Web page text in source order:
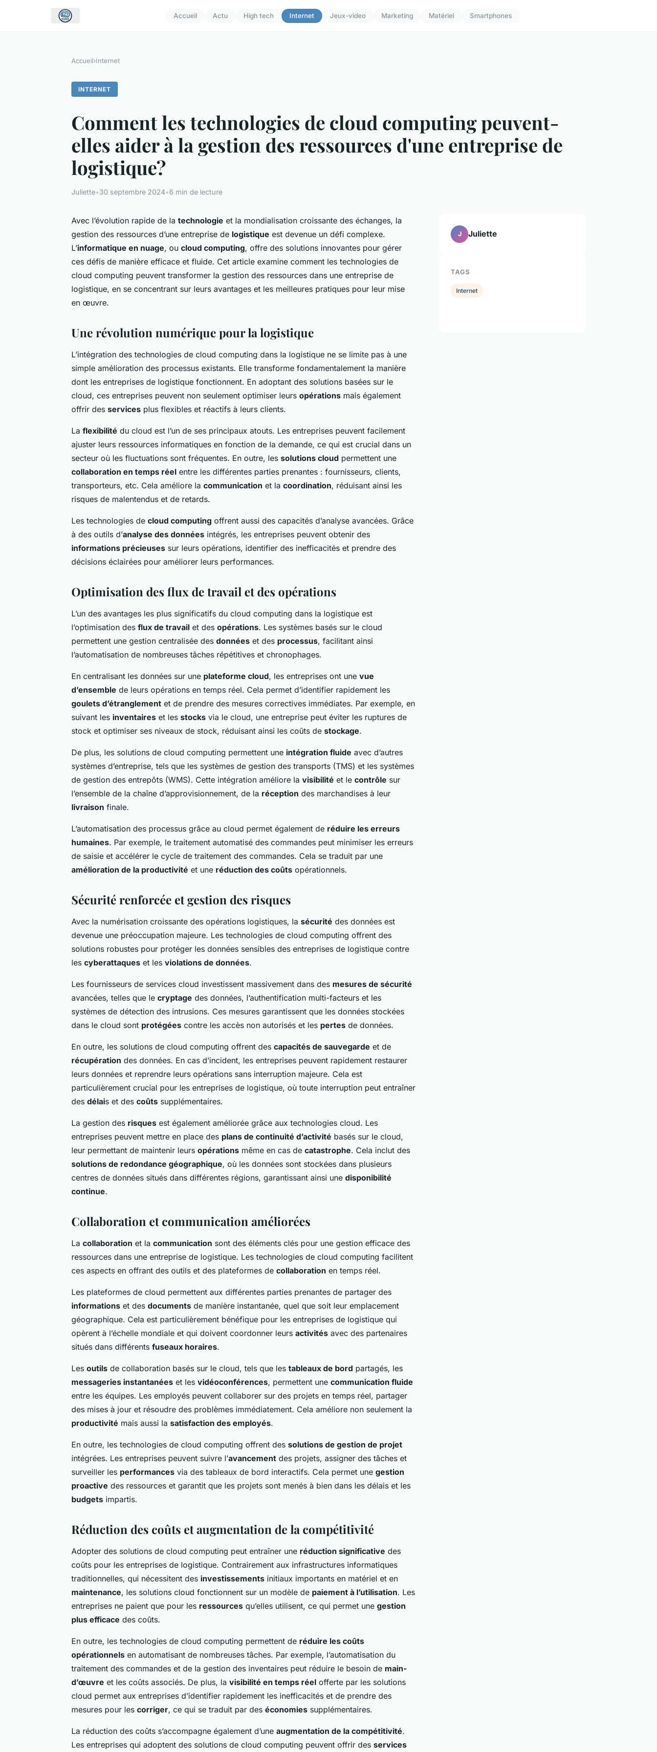
Accueil Actu High tech Internet Jeux-video Marketing Matériel Smartphones
Accueil›Internet
INTERNET
Comment les technologies de cloud computing peuvent-
elles aider à la gestion des ressources d'une entreprise de
logistique?
Juliette•30 septembre 2024•6 min de lecture
Avec l’évolution rapide de la technologie et la mondialisation croissante des échanges, la
gestion des ressources d’une entreprise de logistique est devenue un défi complexe.
L’informatique en nuage, ou cloud computing, offre des solutions innovantes pour gérer
ces défis de manière efficace et fluide. Cet article examine comment les technologies de
cloud computing peuvent transformer la gestion des ressources dans une entreprise de
logistique, en se concentrant sur leurs avantages et les meilleures pratiques pour leur mise
en œuvre.
Une révolution numérique pour la logistique
L’intégration des technologies de cloud computing dans la logistique ne se limite pas à une
simple amélioration des processus existants. Elle transforme fondamentalement la manière
dont les entreprises de logistique fonctionnent. En adoptant des solutions basées sur le
cloud, ces entreprises peuvent non seulement optimiser leurs opérations mais également
offrir des services plus flexibles et réactifs à leurs clients.
La flexibilité du cloud est l’un de ses principaux atouts. Les entreprises peuvent facilement
ajuster leurs ressources informatiques en fonction de la demande, ce qui est crucial dans un
secteur où les fluctuations sont fréquentes. En outre, les solutions cloud permettent une
collaboration en temps réel entre les différentes parties prenantes : fournisseurs, clients,
transporteurs, etc. Cela améliore la communication et la coordination, réduisant ainsi les
risques de malentendus et de retards.
Les technologies de cloud computing offrent aussi des capacités d’analyse avancées. Grâce
à des outils d’analyse des données intégrés, les entreprises peuvent obtenir des
informations précieuses sur leurs opérations, identifier des inefficacités et prendre des
décisions éclairées pour améliorer leurs performances.
Optimisation des flux de travail et des opérations
L’un des avantages les plus significatifs du cloud computing dans la logistique est
l’optimisation des flux de travail et des opérations. Les systèmes basés sur le cloud
permettent une gestion centralisée des données et des processus, facilitant ainsi
l’automatisation de nombreuses tâches répétitives et chronophages.
En centralisant les données sur une plateforme cloud, les entreprises ont une vue
d’ensemble de leurs opérations en temps réel. Cela permet d’identifier rapidement les
goulets d’étranglement et de prendre des mesures correctives immédiates. Par exemple, en
suivant les inventaires et les stocks via le cloud, une entreprise peut éviter les ruptures de
stock et optimiser ses niveaux de stock, réduisant ainsi les coûts de stockage.
De plus, les solutions de cloud computing permettent une intégration fluide avec d’autres
systèmes d’entreprise, tels que les systèmes de gestion des transports (TMS) et les systèmes
de gestion des entrepôts (WMS). Cette intégration améliore la visibilité et le contrôle sur
l’ensemble de la chaîne d’approvisionnement, de la réception des marchandises à leur
livraison finale.
L’automatisation des processus grâce au cloud permet également de réduire les erreurs
humaines. Par exemple, le traitement automatisé des commandes peut minimiser les erreurs
de saisie et accélérer le cycle de traitement des commandes. Cela se traduit par une
amélioration de la productivité et une réduction des coûts opérationnels.
Sécurité renforcée et gestion des risques
Avec la numérisation croissante des opérations logistiques, la sécurité des données est
devenue une préoccupation majeure. Les technologies de cloud computing offrent des
solutions robustes pour protéger les données sensibles des entreprises de logistique contre
les cyberattaques et les violations de données.
Les fournisseurs de services cloud investissent massivement dans des mesures de sécurité
avancées, telles que le cryptage des données, l’authentification multi-facteurs et les
systèmes de détection des intrusions. Ces mesures garantissent que les données stockées
dans le cloud sont protégées contre les accès non autorisés et les pertes de données.
En outre, les solutions de cloud computing offrent des capacités de sauvegarde et de
récupération des données. En cas d’incident, les entreprises peuvent rapidement restaurer
leurs données et reprendre leurs opérations sans interruption majeure. Cela est
particulièrement crucial pour les entreprises de logistique, où toute interruption peut entraîner
des délais et des coûts supplémentaires.
La gestion des risques est également améliorée grâce aux technologies cloud. Les
entreprises peuvent mettre en place des plans de continuité d’activité basés sur le cloud,
leur permettant de maintenir leurs opérations même en cas de catastrophe. Cela inclut des
solutions de redondance géographique, où les données sont stockées dans plusieurs
centres de données situés dans différentes régions, garantissant ainsi une disponibilité
continue.
Collaboration et communication améliorées
La collaboration et la communication sont des éléments clés pour une gestion efficace des
ressources dans une entreprise de logistique. Les technologies de cloud computing facilitent
ces aspects en offrant des outils et des plateformes de collaboration en temps réel.
Les plateformes de cloud permettent aux différentes parties prenantes de partager des
informations et des documents de manière instantanée, quel que soit leur emplacement
géographique. Cela est particulièrement bénéfique pour les entreprises de logistique qui
opèrent à l’échelle mondiale et qui doivent coordonner leurs activités avec des partenaires
situés dans différents fuseaux horaires.
Les outils de collaboration basés sur le cloud, tels que les tableaux de bord partagés, les
messageries instantanées et les vidéoconférences, permettent une communication fluide
entre les équipes. Les employés peuvent collaborer sur des projets en temps réel, partager
des mises à jour et résoudre des problèmes immédiatement. Cela améliore non seulement la
productivité mais aussi la satisfaction des employés.
En outre, les technologies de cloud computing offrent des solutions de gestion de projet
intégrées. Les entreprises peuvent suivre l’avancement des projets, assigner des tâches et
surveiller les performances via des tableaux de bord interactifs. Cela permet une gestion
proactive des ressources et garantit que les projets sont menés à bien dans les délais et les
budgets impartis.
Réduction des coûts et augmentation de la compétitivité
Adopter des solutions de cloud computing peut entraîner une réduction significative des
coûts pour les entreprises de logistique. Contrairement aux infrastructures informatiques
traditionnelles, qui nécessitent des investissements initiaux importants en matériel et en
maintenance, les solutions cloud fonctionnent sur un modèle de paiement à l’utilisation. Les
entreprises ne paient que pour les ressources qu’elles utilisent, ce qui permet une gestion
plus efficace des coûts.
En outre, les technologies de cloud computing permettent de réduire les coûts
opérationnels en automatisant de nombreuses tâches. Par exemple, l’automatisation du
traitement des commandes et de la gestion des inventaires peut réduire le besoin de main-
d’œuvre et les coûts associés. De plus, la visibilité en temps réel offerte par les solutions
cloud permet aux entreprises d’identifier rapidement les inefficacités et de prendre des
mesures pour les corriger, ce qui se traduit par des économies supplémentaires.
La réduction des coûts s’accompagne également d’une augmentation de la compétitivité.
Les entreprises qui adoptent des solutions de cloud computing peuvent offrir des services
J Juliette
TAGS
Internet